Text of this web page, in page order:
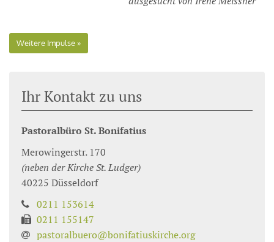
Weitere Impulse
Ihr Kontakt zu uns
Pastoralbüro St. Bonifatius
Merowingerstr. 170
(neben der Kirche St. Ludger)
40225 Düsseldorf
0211 153614
0211 155147
pastoralbuero@bonifatiuskirche.org